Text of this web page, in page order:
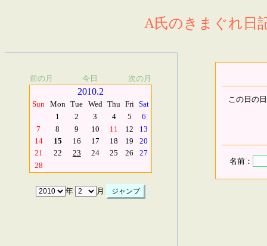
A氏のきまぐれ日
前の月 今日 次の月
2010.2
Sun Mon Tue Wed Thu Fri Sat
1
2 3 4 5
6
7
8 9 10 11 12
13
14
15 16 17 18 19
20
21
22 23 24 25 26
27
28
年 月
この日の
名前：